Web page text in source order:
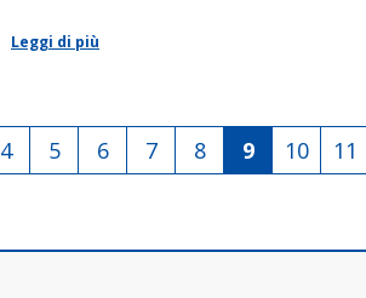
Leggi di più
4 5 6 7 8 9 10 11